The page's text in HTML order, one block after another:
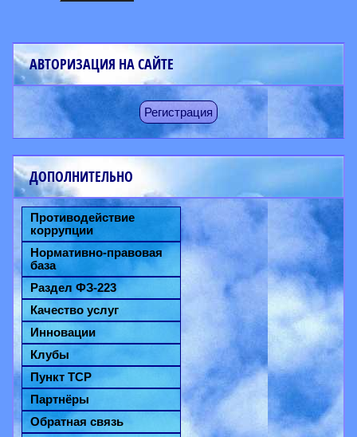
АВТОРИЗАЦИЯ НА САЙТЕ
Регистрация
ДОПОЛНИТЕЛЬНО
Противодействие
коррупции
Нормативно-правовая
база
Раздел ФЗ-223
Качество услуг
Инновации
Клубы
Пункт ТСР
Партнёры
Обратная связь